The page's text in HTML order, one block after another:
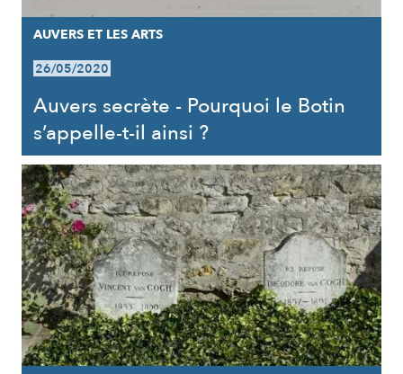
AUVERS ET LES ARTS
26/05/2020
Auvers secrète - Pourquoi le Botin
s’appelle-t-il ainsi ?